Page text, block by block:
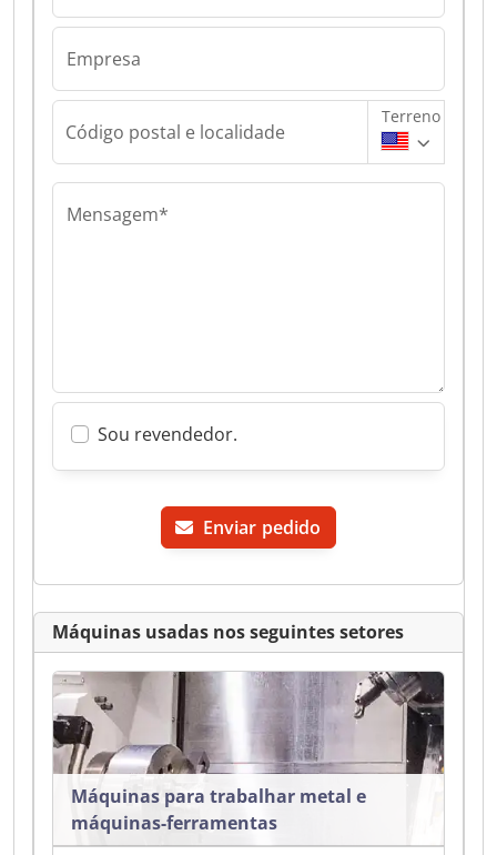
Empresa
Código postal e localidade
Terreno
Mensagem*
Sou revendedor.
Enviar pedido
Máquinas usadas nos seguintes setores
Máquinas para trabalhar metal e
máquinas-ferramentas